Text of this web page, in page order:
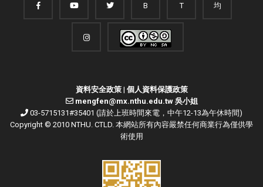
B T 均
資料安全政策| 個人資料保護政策
mengfen@mx.nthu.edu.tw 吳小姐
03-5715131#35401 (請於上班時間來電，中午12-13為午休時間)
Copyright © 2010 NTHU. CTLD. 本網站所有內容嚴禁任何商業行為僅供學
術使用